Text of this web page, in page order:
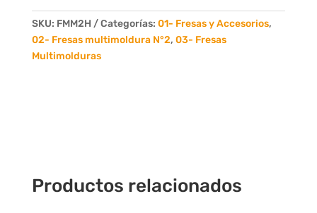
2
Dientes
cantidad
SKU: FMM2H Categorías: 01- Fresas y Accesorios,
02- Fresas multimoldura N°2, 03- Fresas
Multimolduras
Productos relacionados